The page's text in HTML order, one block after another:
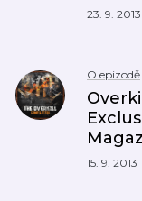
23. 9. 2013
O epizodě
15. 9. 2013